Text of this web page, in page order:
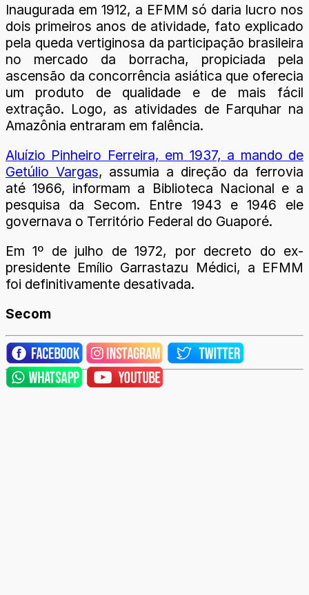
Inaugurada em 1912, a EFMM só daria lucro nos
dois primeiros anos de atividade, fato explicado
pela queda vertiginosa da participação brasileira
no mercado da borracha, propiciada pela
ascensão da concorrência asiática que oferecia
um produto de qualidade e de mais fácil
extração. Logo, as atividades de Farquhar na
Amazônia entraram em falência.
Aluízio Pinheiro Ferreira, em 1937, a mando de
Getúlio Vargas, assumia a direção da ferrovia
até 1966, informam a Biblioteca Nacional e a
pesquisa da Secom. Entre 1943 e 1946 ele
governava o Território Federal do Guaporé.
Em 1º de julho de 1972, por decreto do ex-
presidente Emílio Garrastazu Médici, a EFMM
foi definitivamente desativada.
Secom